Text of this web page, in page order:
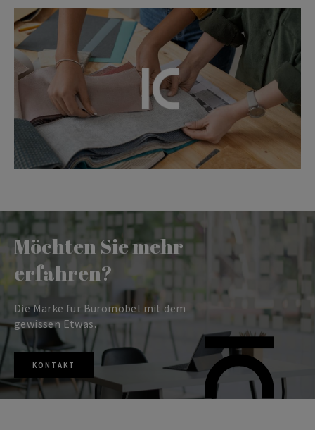
Möchten Sie mehr
erfahren?
Die Marke für Büromöbel mit dem
gewissen Etwas.
KONTAKT